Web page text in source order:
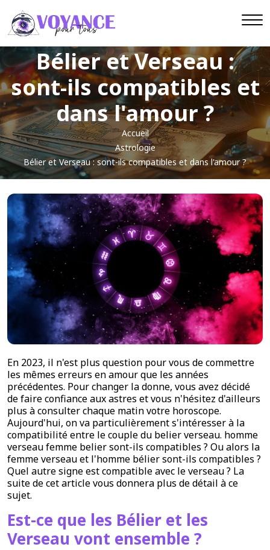
Bélier et Verseau :
sont-ils compatibles et
dans l'amour ?
Accueil
Astrologie
Bélier et Verseau : sont-ils compatibles et dans l'amour ?
En 2023, il n'est plus question pour vous de commettre
les mêmes erreurs en amour que les années
précédentes. Pour changer la donne, vous avez décidé
de faire confiance aux astres et vous n'hésitez d'ailleurs
plus à consulter chaque matin votre horoscope.
Aujourd'hui, on va particulièrement s'intéresser à la
compatibilité entre le couple du belier verseau. homme
verseau femme belier sont-ils compatibles ? Ou alors la
femme verseau et l'homme bélier sont-ils compatibles ?
Quel autre signe est compatible avec le verseau ? La
suite de cet article vous donnera plus de détail à ce
sujet.
Est-ce que les Bélier et les
Verseau vont ensemble ?